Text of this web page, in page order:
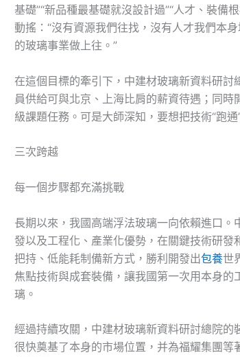
基礎”“新品種最基礎就沒設計過”“人才、裝
動搖：“沒有資源我們往找，沒有人才我們本
的玻璃事業做上往。”
在這個目標的牽引下，中建材玻璃新資料研
員供給可與北京、上海比肩的薪資待遇；同
級課題任務。可是大師深知，要想把技術“跑
三次跨越
每一個步驟都充滿挑戰
長期以來，我國高端浮法玻璃一向依賴進口
發以及工程化、產業化優勢，在關鍵技術研
把持、低能耗制備新方式，勝利開發出包養世
焦點技術與成套裝備，讓我國第一次用本身
璃。
經過持續攻關，中建材玻璃新資料研討總院的
很快奠基了本身的市場位置，并為福耀集團